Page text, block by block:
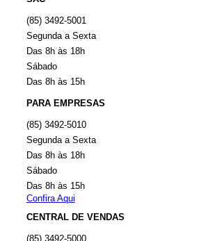
(85) 3492-5001
Segunda a Sexta
Das 8h às 18h
Sábado
Das 8h às 15h
PARA EMPRESAS
(85) 3492-5010
Segunda a Sexta
Das 8h às 18h
Sábado
Das 8h às 15h
Confira Aqui
CENTRAL DE VENDAS
(85) 3492-5000